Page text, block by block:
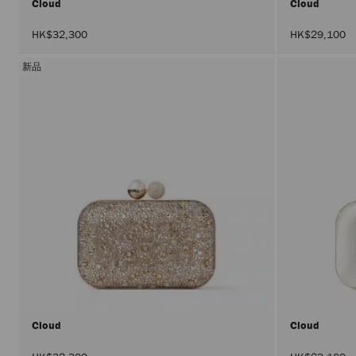
HK$32,300 HK$29,100
新品
Cloud Cloud